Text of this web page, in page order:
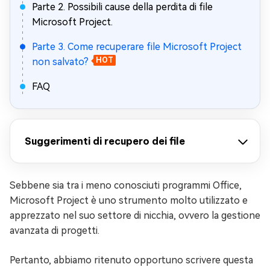
Parte 2. Possibili cause della perdita di file
Microsoft Project.
Parte 3. Come recuperare file Microsoft Project
non salvato?
HOT
FAQ
Suggerimenti di recupero dei file
Sebbene sia tra i meno conosciuti programmi Office,
Microsoft Project è uno strumento molto utilizzato e
apprezzato nel suo settore di nicchia, ovvero la gestione
avanzata di progetti.
Pertanto, abbiamo ritenuto opportuno scrivere questa